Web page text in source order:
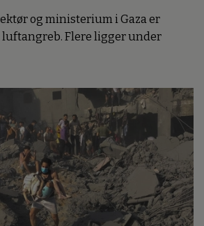
og ministerium i Gaza er
Flere ligger under